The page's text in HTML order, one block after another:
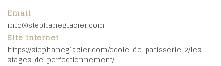
Email
info@stephaneglacier.com
Site internet
https://stephaneglacier.com/ecole-de-patisserie-2/les-
stages-de-perfectionnement/